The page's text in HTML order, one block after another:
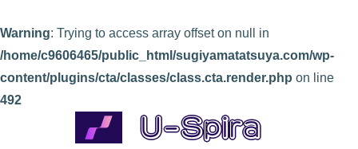
Warning: Trying to access array offset on null in
/home/c9606465/public_html/sugiyamatatsuya.com/wp-
content/plugins/cta/classes/class.cta.render.php on line
492